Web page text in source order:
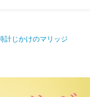
計じかけのマリッジ